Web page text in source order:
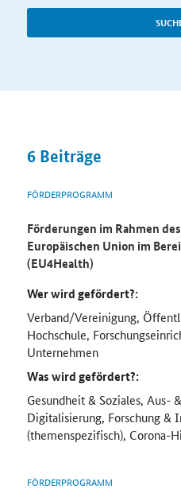
6 Beiträge
FÖRDERPROGRAMM
Förderungen im Rahmen
Europäischen Union im
(EU4Health)
Wer wird gefördert?:
Verband/Vereinigung,
Hochschule,
Unternehmen
Was wird gefördert?:
Gesundheit & Soziales, Aus-
Digitalisierung, Forschung &
(themenspezifisch), Corona-
FÖRDERPROGRAMM